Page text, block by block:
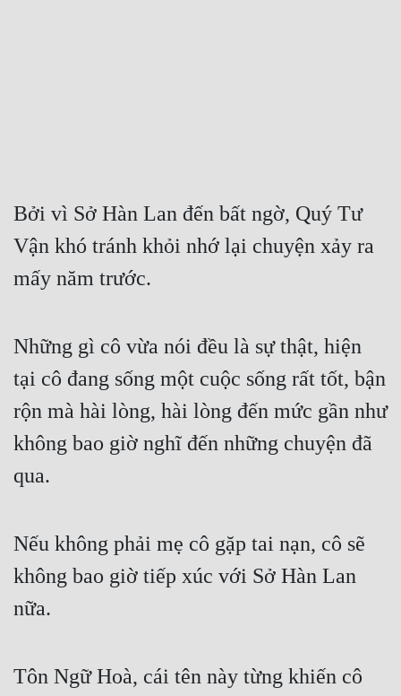
Xa Lộ Dịch
Cung Đấu
Cổ Tiên Hiệp
Cổ Đại
Du Hí
Dã Sử
Dị Giới
Góc Nhìn Nam
Huyền Huyễn
Bởi vì Sở Hàn Lan đến bất ngờ, Quý Tư
Vận khó tránh khỏi nhớ lại chuyện xảy ra
mấy năm trước.
Những gì cô vừa nói đều là sự thật, hiện
tại cô đang sống một cuộc sống rất tốt, bận
rộn mà hài lòng, hài lòng đến mức gần như
không bao giờ nghĩ đến những chuyện đã
qua.
Nếu không phải mẹ cô gặp tai nạn, cô sẽ
không bao giờ tiếp xúc với Sở Hàn Lan
nữa.
Tôn Ngữ Hoà, cái tên này từng khiến cô